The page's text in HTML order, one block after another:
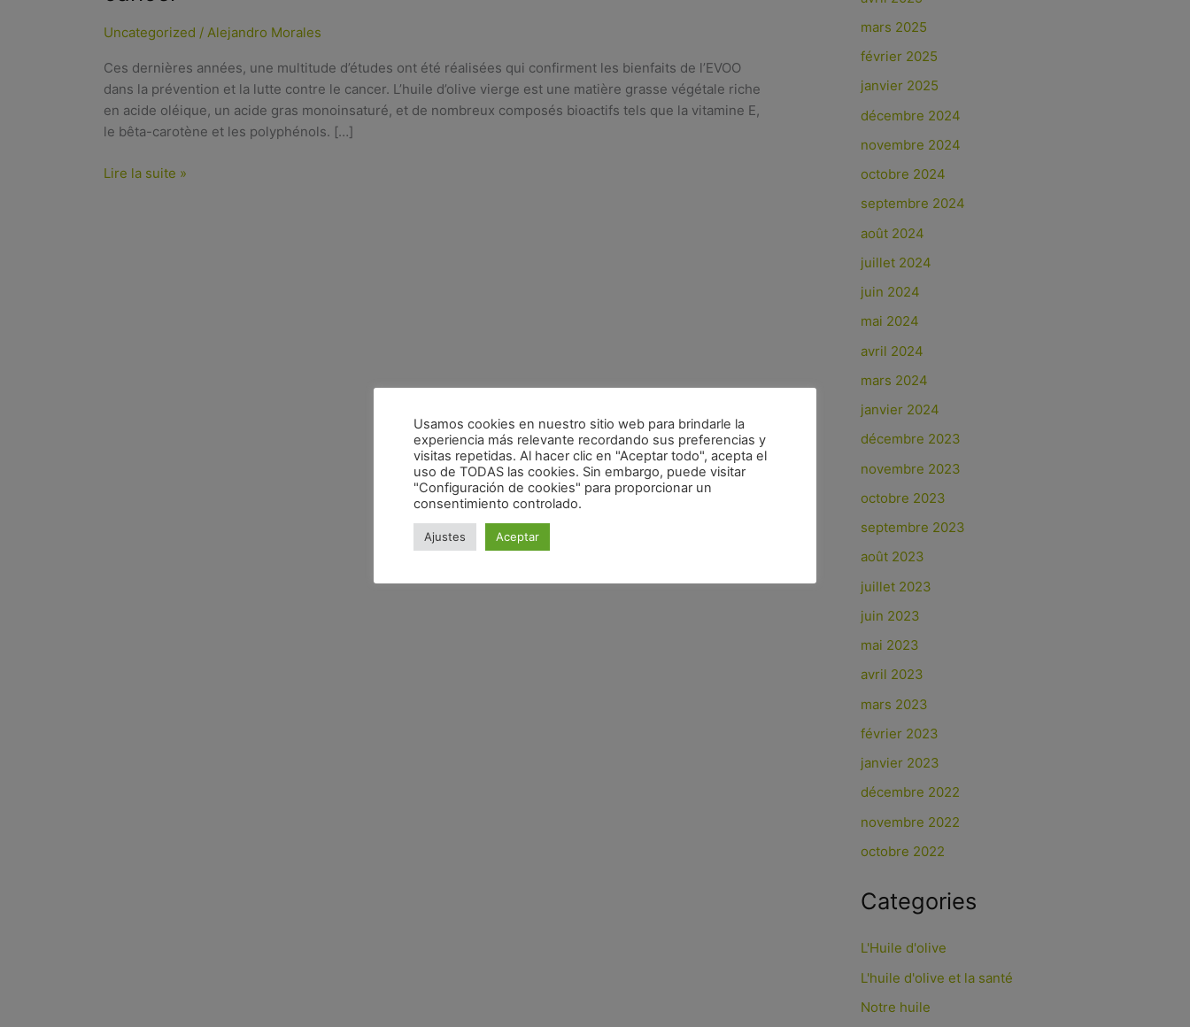
Uncategorized / Alejandro Morales
Ces dernières années, une multitude d’études ont été réalisées qui confirment les bienfaits de l’EVOO
dans la prévention et la lutte contre le cancer. L’huile d’olive vierge est une matière grasse végétale riche
en acide oléique, un acide gras monoinsaturé, et de nombreux composés bioactifs tels que la vitamine E,
le bêta-carotène et les polyphénols. […]
Lire la suite »
mars 2025
février 2025
janvier 2025
décembre 2024
novembre 2024
octobre 2024
septembre 2024
août 2024
juillet 2024
juin 2024
mai 2024
avril 2024
mars 2024
janvier 2024
décembre 2023
novembre 2023
octobre 2023
septembre 2023
août 2023
juillet 2023
juin 2023
mai 2023
avril 2023
mars 2023
février 2023
janvier 2023
décembre 2022
novembre 2022
octobre 2022
Categories
L'Huile d'olive
L'huile d'olive et la santé
Notre huile
Usamos cookies en nuestro sitio web para brindarle la
experiencia más relevante recordando sus preferencias y
visitas repetidas. Al hacer clic en "Aceptar todo", acepta el
uso de TODAS las cookies. Sin embargo, puede visitar
"Configuración de cookies" para proporcionar un
consentimiento controlado.
Ajustes Aceptar